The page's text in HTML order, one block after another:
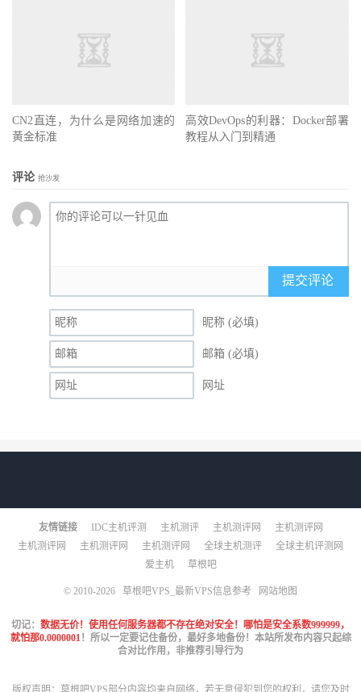
CN2直连，为什么是网络加速的
黄金标准
高效DevOps的利器：Docker部署
教程从入门到精通
评论 抢沙发
提交评论
昵称 (必填)
邮箱 (必填)
网址
友情链接 IDC主机评测 主机测评 主机测评网
主机测评网
主机测评网
主机测评网 主机测评网 全球主机测评
全球主机评测网
爱主机
草根吧
© 2010-2026 草根吧VPS_最新VPS信息参考 网站地图
切记： 数据无价！使用任何服务器都不存在绝对安全！哪怕是安全系数999999，
就怕那0.0000001！所以一定要记住备份，最好多地备份！本站所发布内容只起综
合对比作用，非推荐引导行为
版权声明：草根吧VPS部分内容均来自网络，若无意侵犯到您的权利，请您及时